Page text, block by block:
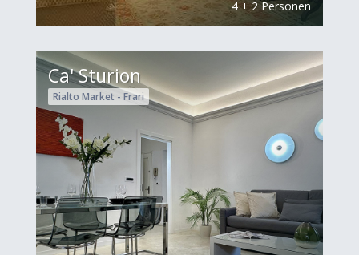
4 + 2 Personen
Ca' Sturion
Rialto Market - Frari